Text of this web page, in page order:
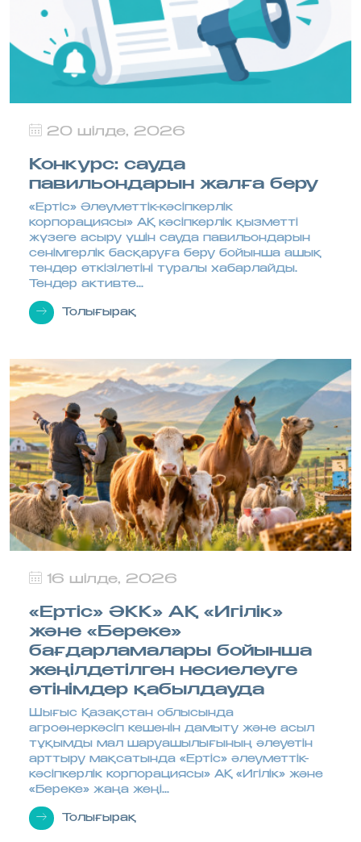
20 шілде, 2026
Конкурс: сауда
павильондарын жалға беру
«Ертіс» Әлеуметтік-кәсіпкерлік
корпорациясы» АҚ кәсіпкерлік қызметті
жүзеге асыру үшін сауда павильондарын
сенімгерлік басқаруға беру бойынша ашық
тендер өткізілетіні туралы хабарлайды.
Тендер активте...
Толығырақ
16 шілде, 2026
«Ертіс» ӘКК» АҚ «Игілік»
және «Береке»
бағдарламалары бойынша
жеңілдетілген несиелеуге
өтінімдер қабылдауда
Шығыс Қазақстан облысында
агроөнеркәсіп кешенін дамыту және асыл
тұқымды мал шаруашылығының әлеуетін
арттыру мақсатында «Ертіс» әлеуметтік-
кәсіпкерлік корпорациясы» АҚ «Игілік» және
«Береке» жаңа жеңі...
Толығырақ